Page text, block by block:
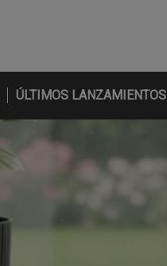
ÚLTIMOS LANZAMIENTOS